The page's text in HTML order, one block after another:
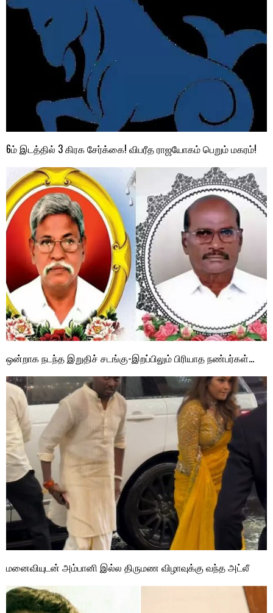
6ம் இடத்தில் 3 கிரக சேர்க்கை! விபரீத ராஜயோகம் பெறும் மகரம்!
ஒன்றாக நடந்த இறுதிச் சடங்கு-இறப்பிலும் பிரியாத நண்பர்கள்…
மனைவியுடன் அம்பானி இல்ல திருமண விழாவுக்கு வந்த அட்லீ